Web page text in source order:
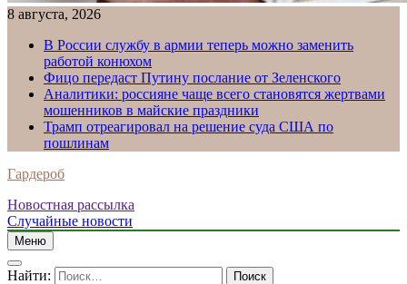
8 августа, 2026
В России службу в армии теперь можно заменить
работой конюхом
Фицо передаст Путину послание от Зеленского
Аналитики: россияне чаще всего становятся жертвами
мошенников в майские праздники
Трамп отреагировал на решение суда США по
пошлинам
Гардероб
Новостная рассылка
Случайные новости
Меню
Найти: